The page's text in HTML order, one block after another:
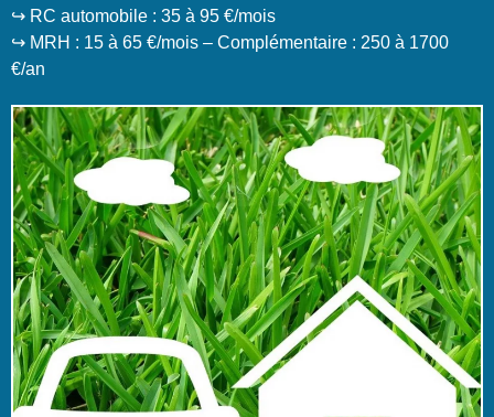
↪️ RC automobile : 35 à 95 €/mois
↪️ MRH : 15 à 65 €/mois – Complémentaire : 250 à 1700
€/an